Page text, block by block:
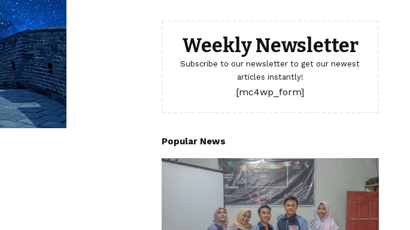
Weekly Newsletter
Subscribe to our newsletter to get our newest
articles instantly!
[mc4wp_form]
Popular News